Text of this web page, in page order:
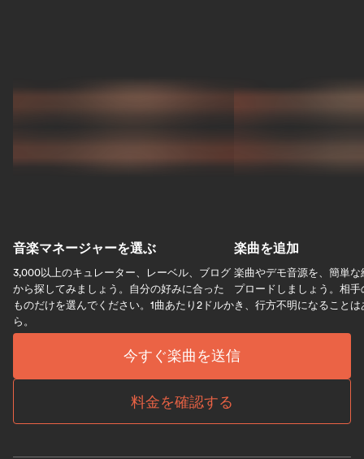
音楽マネージャーを選ぶ
3,000以上のキュレーター、レーベル、ブログ
から探してみましょう。自分の好みに合った
ものだけを選んでください。1曲あたり2ドルか
ら。
楽曲を追加
楽曲やデモ音源を、簡単
プロードしましょう。相
き、行方不明になること
今すぐ楽曲を送信
料金を確認する